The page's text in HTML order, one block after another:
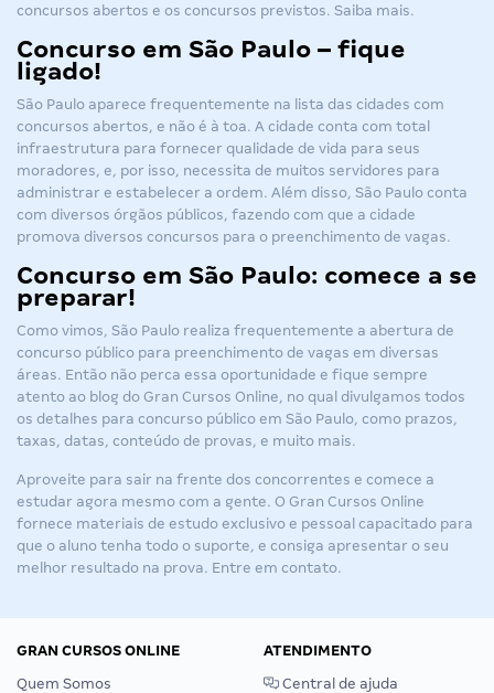
concursos abertos e os concursos previstos. Saiba mais.
Concurso em São Paulo – fique
ligado!
São Paulo aparece frequentemente na lista das cidades com
concursos abertos, e não é à toa. A cidade conta com total
infraestrutura para fornecer qualidade de vida para seus
moradores, e, por isso, necessita de muitos servidores para
administrar e estabelecer a ordem. Além disso, São Paulo conta
com diversos órgãos públicos, fazendo com que a cidade
promova diversos concursos para o preenchimento de vagas.
Concurso em São Paulo: comece a se
preparar!
Como vimos, São Paulo realiza frequentemente a abertura de
concurso público para preenchimento de vagas em diversas
áreas. Então não perca essa oportunidade e fique sempre
atento ao blog do Gran Cursos Online, no qual divulgamos todos
os detalhes para concurso público em São Paulo, como prazos,
taxas, datas, conteúdo de provas, e muito mais.
Aproveite para sair na frente dos concorrentes e comece a
estudar agora mesmo com a gente. O Gran Cursos Online
fornece materiais de estudo exclusivo e pessoal capacitado para
que o aluno tenha todo o suporte, e consiga apresentar o seu
melhor resultado na prova. Entre em contato.
GRAN CURSOS ONLINE
Quem Somos
ATENDIMENTO
Central de ajuda